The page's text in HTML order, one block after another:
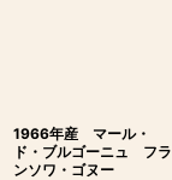
1966年産 マール・
ド・ブルゴーニュ フラ
ンソワ・ゴヌー